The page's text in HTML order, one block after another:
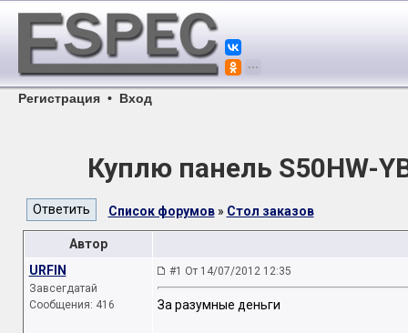
Регистрация • Вход
Куплю панель S50HW-
Список форумов» Стол заказов
Автор
URFIN
Завсегдатай
Сообщения: 416
#1 От 14/07/2012 12:35
За разумные деньги